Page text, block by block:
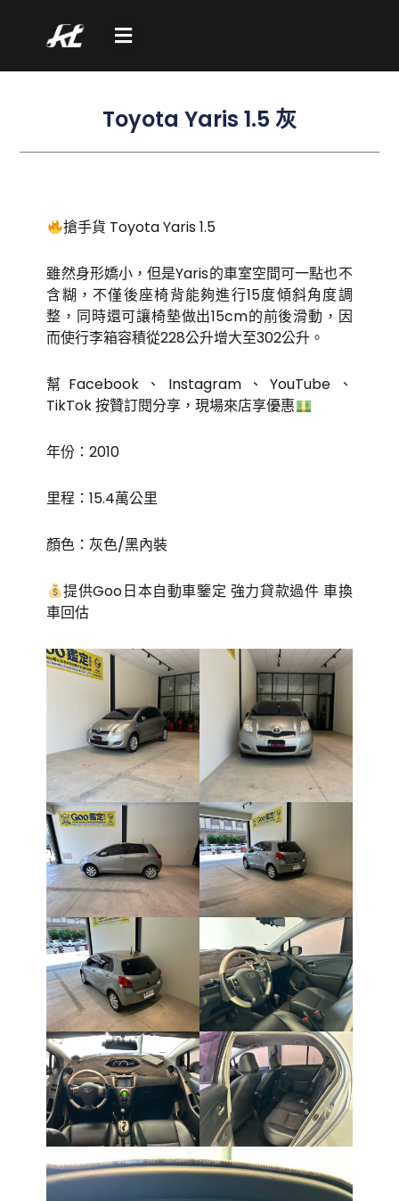
主
Toyota Yaris 1.5 灰
搶手貨 Toyota Yaris 1.5
雖然身形嬌小，但是Yaris的車室空間可一點也不
含糊，不僅後座椅背能夠進行15度傾斜角度調
整，同時還可讓椅墊做出15cm的前後滑動，因
而使行李箱容積從228公升增大至302公升。
幫Facebook、Instagram、YouTube、
TikTok 按贊訂閱分享，現場來店享優惠
年份：2010
里程：15.4萬公里
顏色：灰色/黑內裝
提供Goo日本自動車鑒定 強力貸款過件 車換
車回估